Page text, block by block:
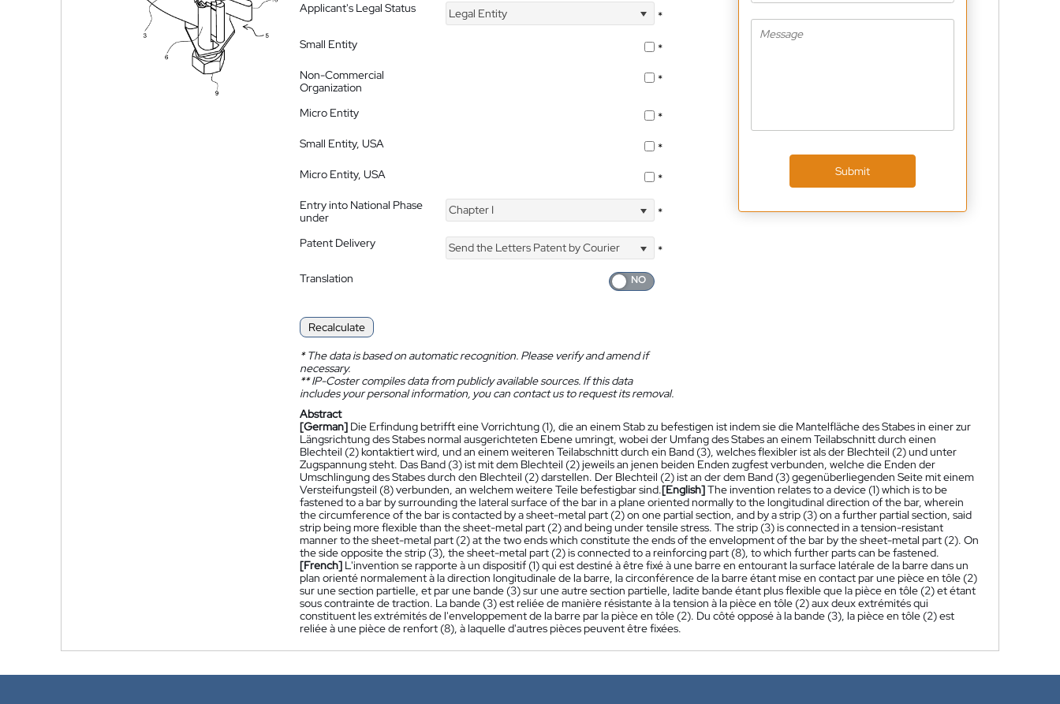
Applicant's Legal Status
Legal Entity
*
Small Entity
*
Non-Commercial
Organization
*
Micro Entity
*
Small Entity, USA
*
Micro Entity, USA
*
Entry into National Phase
under
Chapter I *
Patent Delivery Send the Letters Patent by Courier
*
Translation
Recalculate
*The data is based on automatic recognition. Please verify and amend if
necessary.
**IP-Coster compiles data from publicly available sources. If this data
includes your personal information, you can contact us to request its removal.
Submit
Abstract
[German] Die Erfindung betrifft eine Vorrichtung (1), die an einem Stab zu befestigen ist indem sie die Mantelfläche des Stabes in einer zur
Längsrichtung des Stabes normal ausgerichteten Ebene umringt, wobei der Umfang des Stabes an einem Teilabschnitt durch einen
Blechteil (2) kontaktiert wird, und an einem weiteren Teilabschnitt durch ein Band (3), welches flexibler ist als der Blechteil (2) und unter
Zugspannung steht. Das Band (3) ist mit dem Blechteil (2) jeweils an jenen beiden Enden zugfest verbunden, welche die Enden der
Umschlingung des Stabes durch den Blechteil (2) darstellen. Der Blechteil (2) ist an der dem Band (3) gegenüberliegenden Seite mit einem
Versteifungsteil (8) verbunden, an welchem weitere Teile befestigbar sind.[English]The invention relates to a device (1) which is to be
fastened to a bar by surrounding the lateral surface of the bar in a plane oriented normally to the longitudinal direction of the bar, wherein
the circumference of the bar is contacted by a sheet-metal part (2) on one partial section, and by a strip (3) on a further partial section, said
strip being more flexible than the sheet-metal part (2) and being under tensile stress. The strip (3) is connected in a tension-resistant
manner to the sheet-metal part (2) at the two ends which constitute the ends of the envelopment of the bar by the sheet-metal part (2). On
the side opposite the strip (3), the sheet-metal part (2) is connected to a reinforcing part (8), to which further parts can be fastened.
[French] L'invention se rapporte à un dispositif (1) qui est destiné à être fixé à une barre en entourant la surface latérale de la barre dans un
plan orienté normalement à la direction longitudinale de la barre, la circonférence de la barre étant mise en contact par une pièce en tôle (2)
sur une section partielle, et par une bande (3) sur une autre section partielle, ladite bande étant plus flexible que la pièce en tôle (2) et étant
sous contrainte de traction. La bande (3) est reliée de manière résistante à la tension à la pièce en tôle (2) aux deux extrémités qui
constituent les extrémités de l'enveloppement de la barre par la pièce en tôle (2). Du côté opposé à la bande (3), la pièce en tôle (2) est
reliée à une pièce de renfort (8), à laquelle d'autres pièces peuvent être fixées.